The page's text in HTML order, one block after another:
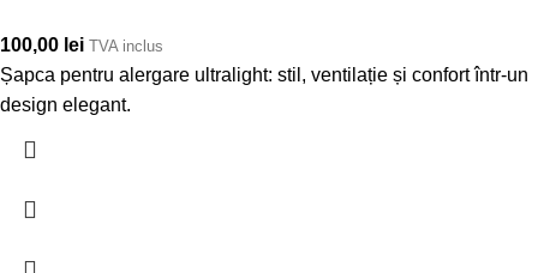
100,00 lei TVA inclus
Șapca pentru alergare ultralight: stil, ventilație și confort într-un
design elegant.